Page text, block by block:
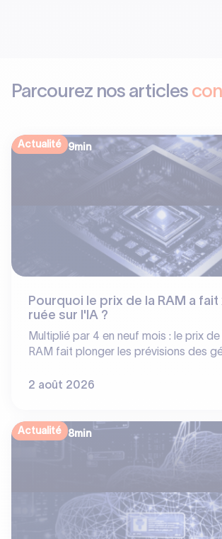
Parcourez nos articles
Actualité 9min
Pourquoi le prix de la RAM a fait
ruée sur l'IA ?
Multiplié par 4 en neuf mois : le prix
RAM fait plonger les prévisions des
historiques à un oligopole de 3
transformé un composant banal en
d'or. Analyse d'une bascule stratégique.
2 août 2026
Actualité 8min